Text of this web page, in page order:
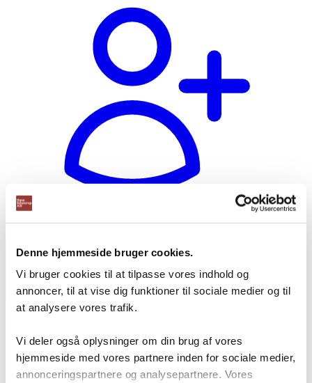
Denne hjemmeside bruger cookies.
Vi bruger cookies til at tilpasse vores indhold og
annoncer, til at vise dig funktioner til sociale medier og til
at analysere vores trafik.
Vi deler også oplysninger om din brug af vores
hjemmeside med vores partnere inden for sociale medier,
annonceringspartnere og analysepartnere. Vores
Opret bruger
Products
search
Nyheder
Blog
Webshop